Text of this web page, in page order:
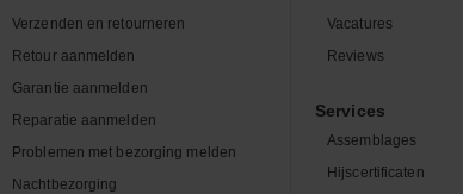
Verzenden en retourneren
Retour aanmelden
Garantie aanmelden
Reparatie aanmelden
Problemen met bezorging melden
Nachtbezorging
Vacatures
Reviews
Services
Assemblages
Hijscertificaten